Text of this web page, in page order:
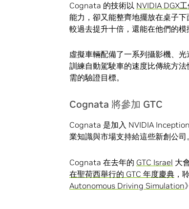
Cognata 的技術以 NVIDIA DGX
能力，卻又能整齊地擺放在桌子
較過去提升十倍，還能在他們的模
虛擬車輛配備了一系列攝影機、
訓練自動駕駛車的速度比傳統方
需的驗證目標。
Cognata 將參加 GTC
Cognata 是加入 NVIDIA
業知識與市場支持給這些新創公司。
Cognata 在去年的 GTC Israel 大
在聖荷西舉行的 GTC 年度慶典 ，
Autonomous Driving Simulation